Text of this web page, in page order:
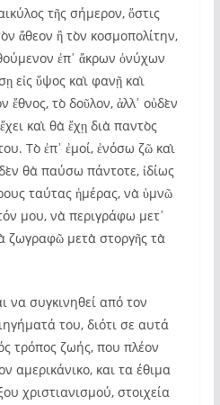
τῆς σήμερον, ὅστις
ἄθεον ἢ τὸν κοσμοπολίτην,
ἐπ᾿ ἄκρων ὀνύχων
εἰς ὕψος καὶ φανῇ καὶ
ἔθνος, τὸ δοῦλον, ἀλλ᾿ οὐδὲν
καὶ θὰ ἔχῃ διὰ παντὸς
Τὸ ἐπ᾿ ἐμοί, ἐνόσω ζῶ καὶ
θὰ παύσω πάντοτε, ἰδίως
ταύτας ἡμέρας, νὰ ὑμνῶ
μου, νὰ περιγράφω μετ᾿
ζωγραφῶ μετὰ στοργῆς τὰ
να συγκινηθεί από τον
του, διότι σε αυτά
τρόπος ζωής, που πλέον
αμερικάνικο, και τα έθιμα
χριστιανισμού, στοιχεία